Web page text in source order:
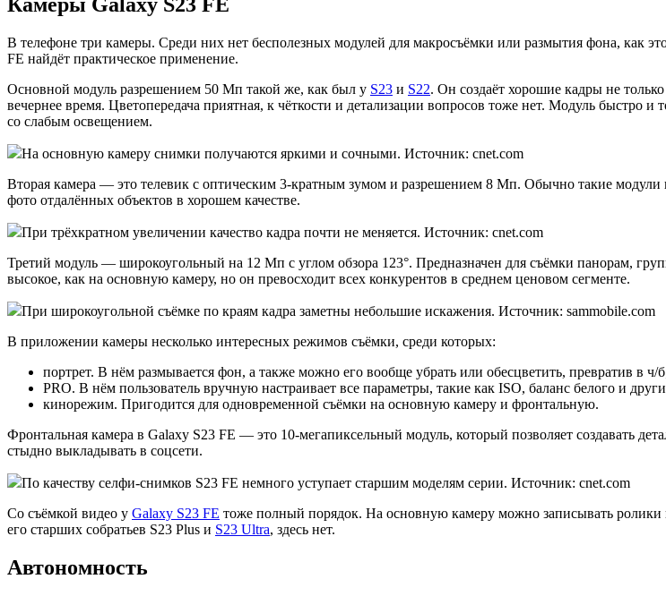
В телефоне три камеры. Среди них нет бесполезных модулей для макросъёмки или размытия фона, как
FE найдёт практическое применение.
Основной модуль разрешением 50 Мп такой же, как был у S23 и S22. Он создаёт хорошие кадры не
вечернее время. Цветопередача приятная, к чёткости и детализации вопросов тоже нет. Модуль быстро
со слабым освещением.
На основную камеру снимки получаются яркими и сочными. Источник: cnet.com
Вторая камера — это телевик с оптическим 3-кратным зумом и разрешением 8 Мп. Обычно такие модули
фото отдалённых объектов в хорошем качестве.
При трёхкратном увеличении качество кадра почти не меняется. Источник: cnet.com
Третий модуль — широкоугольный на 12 Мп с углом обзора 123°. Предназначен для съёмки панорам,
высокое, как на основную камеру, но он превосходит всех конкурентов в среднем ценовом сегменте.
При широкоугольной съёмке по краям кадра заметны небольшие искажения. Источник: sammobile.com
В приложении камеры несколько интересных режимов съёмки, среди которых:
портрет. В нём размывается фон, а также можно его вообще убрать или обесцветить, превратив в ч/
PRO. В нём пользователь вручную настраивает все параметры, такие как ISO, баланс белого и
кинорежим. Пригодится для одновременной съёмки на основную камеру и фронтальную.
Фронтальная камера в Galaxy S23 FE — это 10-мегапиксельный модуль, который позволяет создавать
стыдно выкладывать в соцсети.
По качеству селфи-снимков S23 FE немного уступает старшим моделям серии. Источник: cnet.com
Со съёмкой видео у Galaxy S23 FE тоже полный порядок. На основную камеру можно записывать
его старших собратьев S23 Plus и S23 Ultra, здесь нет.
Автономность